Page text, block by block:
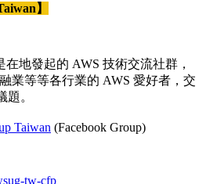
】
在地發起的 AWS 技術交流社群，
業等等各行業的 AWS 愛好者，交
。
Taiwan (Facebook Group)
tw-cfp